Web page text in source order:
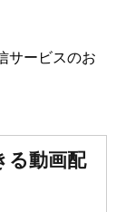
サービスのお
る動画配